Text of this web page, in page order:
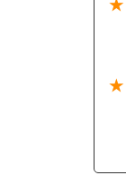
★
★